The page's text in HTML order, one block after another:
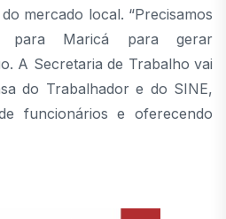
mercado local. “Precisamos
para Maricá para gerar
A Secretaria de Trabalho vai
do Trabalhador e do SINE,
funcionários e oferecendo